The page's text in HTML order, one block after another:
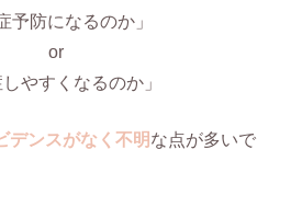
予防になるのか」
or
しやすくなるのか」
デンスがなく不明な点が多いで